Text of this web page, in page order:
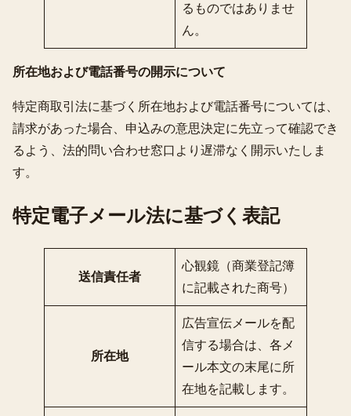
るものではありませ
ん。
所在地および電話番号の開示について
特定商取引法に基づく所在地および電話番号については、
請求があった場合、申込みの意思決定に先立って確認でき
るよう、法的問い合わせ窓口より遅滞なく開示いたしま
す。
特定電子メール法に基づく表記
送信責任者
心観鏡（商業登記簿
に記載された商号）
所在地
広告宣伝メールを配
信する場合は、各メ
ール本文の末尾に所
在地を記載します。